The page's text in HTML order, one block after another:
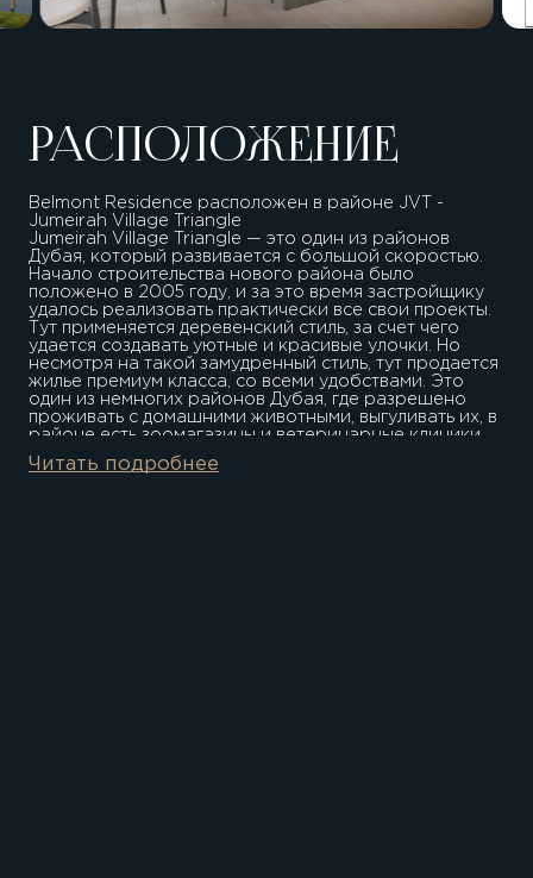
РАСПОЛОЖЕНИЕ
Belmont Residence расположен в районе JVT -
Jumeirah Village Triangle
Jumeirah Village Triangle — это один из районов
Дубая, который развивается с большой скоростью.
Начало строительства нового района было
положено в 2005 году, и за это время застройщику
удалось реализовать практически все свои проекты.
Тут применяется деревенский стиль, за счет чего
удается создавать уютные и красивые улочки. Но
несмотря на такой замудренный стиль, тут продается
жилье премиум класса, со всеми удобствами. Это
один из немногих районов Дубая, где разрешено
проживать с домашними животными, выгуливать их, в
районе есть зоомагазины и ветеринарные клиники.
Гид по району
25 минут Международный аэропорт Дубая
Читать подробнее